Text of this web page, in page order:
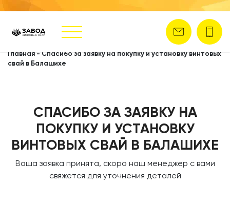
Главная - Спасибо за заявку на покупку и установку винтовых
свай в Балашихе
СПАСИБО ЗА ЗАЯВКУ НА
ПОКУПКУ И УСТАНОВКУ
ВИНТОВЫХ СВАЙ В БАЛАШИХЕ
Ваша заявка принята, скоро наш менеджер с вами
свяжется для уточнения деталей